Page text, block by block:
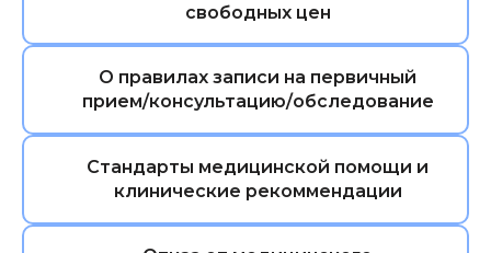
свободных цен
О правилах записи на первичный
прием/консультацию/обследование
Стандарты медицинской помощи и
клинические рекоммендации